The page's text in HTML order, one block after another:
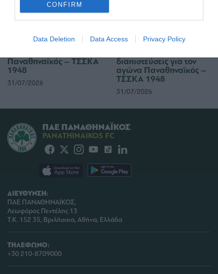
I want to allow Google to enable storage
I want to allow Google to enable storage
functionality and fraud prevention, and other
CONFIRM
Data Deletion Data Access Privacy Policy
Παναθηναϊκός – ΤΣΣΚΑ
1948
31/07/2026
διαπιστεύσεις για τον
αγώνα Παναθηναϊκός –
ΤΣΣΚΑ 1948
31/07/2026
ΔΙΕΥΘΥΝΣΗ:
ΠΑΕ ΠΑΝΑΘΗΝΑΪΚΟΣ,
Λεωφόρος Πεντέλης 13
Τ.Κ. 152 35, Βριλήσσια, Αθήνα, Ελλάδα
ΤΗΛΕΦΩΝΟ:
+30 210-8709000
ΠΑΕ ΠΑΝΑΘΗΝΑΪΚΟΣ
PANATHINAIKOS FC